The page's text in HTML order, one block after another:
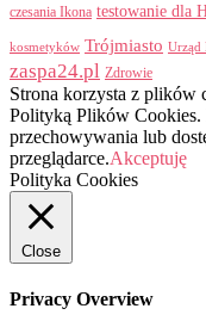
czesania Ikona testowanie dla
kosmetyków Trójmiasto Urząd
zaspa24.pl Zdrowie
Strona korzysta z plików
Polityką Plików
przechowywania lub
przeglądarce.Akceptuję
Polityka Cookies
Close
Privacy Overview